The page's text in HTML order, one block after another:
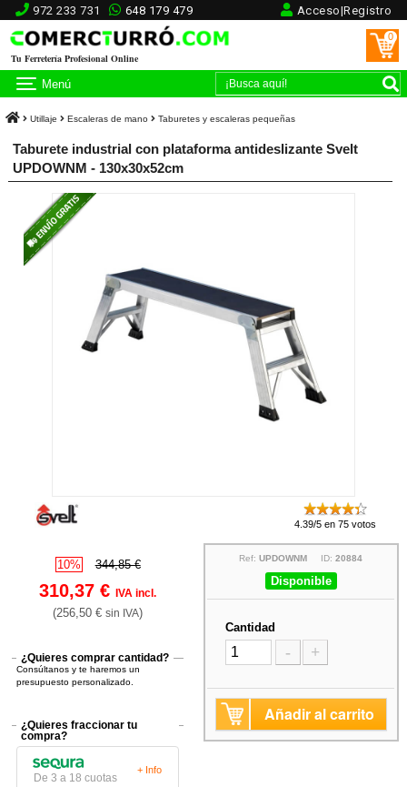
972 233 731 648 179 479 Acceso|Registro
Tu Ferretería Profesional Online
0
Menú
Utillaje Escaleras de mano Taburetes y escaleras pequeñas
Taburete industrial con plataforma antideslizante Svelt
UPDOWNM - 130x30x52cm
4.39/5 en 75 votos
10% 344,85 €
310,37 €IVA incl.
(256,50 €sin IVA)
¿Quieres comprar cantidad?
Consúltanos y te haremos un
presupuesto personalizado.
¿Quieres fraccionar tu
compra?
De 3 a 18 cuotas
+ Info
Ref:UPDOWNM ID:20884
Disponible
Cantidad
- +
Añadir al carrito